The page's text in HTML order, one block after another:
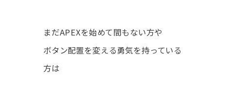
まだAPEXを始めて間もない方や
ボタン配置を変える勇気を持っている
方は